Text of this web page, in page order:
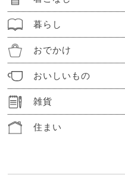
暮らし
おでかけ
おいしいもの
雑貨
住まい